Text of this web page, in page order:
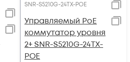
SNR-S5210G-24TX-POE
Управляемый PoE
коммутатор уровня
2+ SNR-S5210G-24TX-
POE